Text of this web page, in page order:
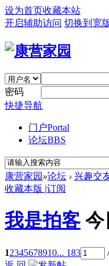
设为首页收藏本站
开启辅助访问 切换到宽
密码
快捷导航
门户Portal
论坛BBS
康营家园 »论坛 › 兴趣交
收藏本版 |订阅
我是拍客 今
12345678910... 183